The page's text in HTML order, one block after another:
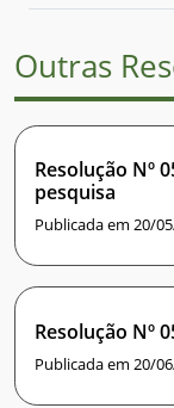
Outras
Resolução Nº
pesquisa
Publicada em 20/
Resolução Nº
Publicada em 20/